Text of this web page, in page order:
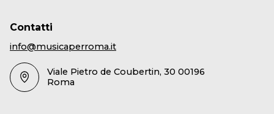
Contatti
info@musicaperroma.it
Viale Pietro de Coubertin, 30 00196
Roma